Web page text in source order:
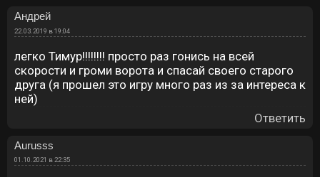
Андрей
22.03.2019 в 19:04
легко Тимур!!!!!!!! просто раз гонись на всей
скорости и громи ворота и спасай своего старого
друга (я прошел это игру много раз из за интереса к
ней)
Ответить
Aurusss
01.10.2021 в 22:35